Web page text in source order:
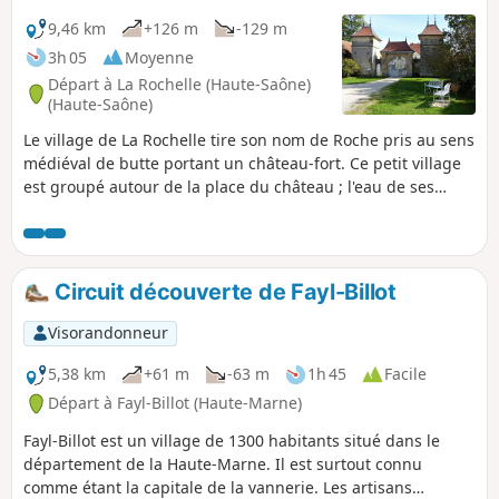
9,46 km
+126 m
-129 m
3h 05
Moyenne
Départ à La Rochelle (Haute-Saône)
(Haute-Saône)
Le village de La Rochelle tire son nom de Roche pris au sens
médiéval de butte portant un château-fort. Ce petit village
est groupé autour de la place du château ; l'eau de ses
Circuit découverte de Fayl-Billot
Visorandonneur
5,38 km
+61 m -63 m 1h 45
Facile
Départ à Fayl-Billot (Haute-Marne)
Fayl-Billot est un village de 1300 habitants situé dans le
département de la Haute-Marne. Il est surtout connu
comme étant la capitale de la vannerie. Les artisans